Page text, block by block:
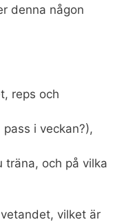
denna någon
reps och
pass i veckan?),
träna, och på vilka
vilket är